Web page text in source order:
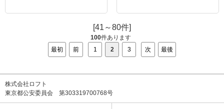
[41～80件]
100件あります
最初
前 1 2 3 次 最後
株式会社ロフト
東京都公安委員会 第303319700768号